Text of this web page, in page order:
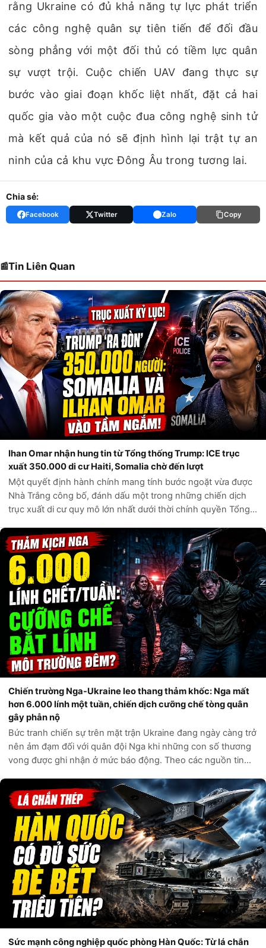
rằng Ukraine có đủ khả năng tự lực phát triển
các công nghệ quân sự tiên tiến để đối đầu
sòng phẳng với một đối thủ có tiềm lực quân
sự vượt trội. Cuộc chiến UAV đang thực sự
bước vào giai đoạn khốc liệt nhất, đặt cả hai
quốc gia vào một cuộc đua công nghệ sinh tử
mà kết quả của nó sẽ định hình lại trật tự an
ninh của cả khu vực Đông Âu trong tương lai.
Chia sẻ:
Facebook Twitter Zalo Copy
Tin Liên Quan
Ihan Omar nhận hung tin từ Tổng thống Trump: ICE trục
xuất 350.000 di cư Haiti, Somalia chờ đến lượt
Một quyết định hành chính mang tính bước ngoặt vừa được
Nhà Trắng công bố, đánh dấu một trong những chiến dịch
trục xuất di cư quy mô lớn nhất dưới thời chính quyền Tổng
An ninh Nội địa Hoa Kỳ,...
Chiến trường Nga-Ukraine leo thang thảm khốc: Nga mất
hơn 6.000 lính một tuần, chiến dịch cưỡng chế tòng quân
gây phẫn nộ
Bức tranh chiến sự trên mặt trận Ukraine đang ngày càng trở
nên ảm đạm đối với quân đội Nga khi những con số thương
vong được ghi nhận ở mức báo động. Theo các nguồn tin
vòng một tuần qua, q...
Sức mạnh công nghiệp quốc phòng Hàn Quốc: Từ lá chắn